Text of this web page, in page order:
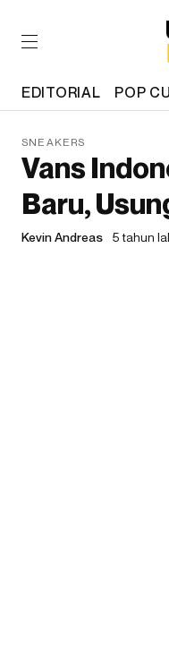
EDITORIAL POP
SNEAKERS
Vans
Baru,
Kevin Andreas 5 tahun